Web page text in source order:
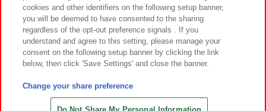
©Bandai Namco Amusement Inc.
©Bandai Namco Amusement Lab Inc.
©HANAYASHIKI Co., Ltd. All Rights Reserved.
cookies and other identifiers on the following setup banner,
you will be deemed to have consented to the sharing
regardless of the opt-out preference signals . If you
understand and agree to this setting, please manage your
consent on the following setup banner by clicking the link
below, then click 'Save Settings' and close the banner.
Change your share preference